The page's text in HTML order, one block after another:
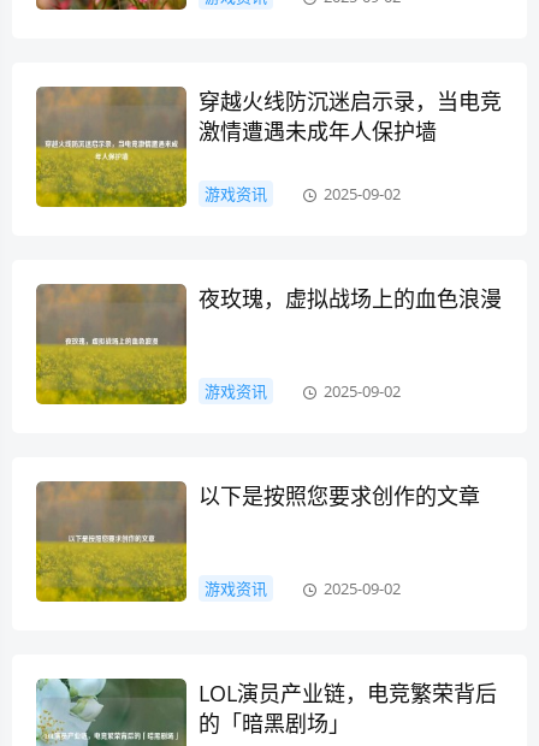
穿越火线防沉迷启示录，当电竞
激情遭遇未成年人保护墙
游戏资讯 2025-09-02
夜玫瑰，虚拟战场上的血色浪漫
游戏资讯 2025-09-02
以下是按照您要求创作的文章
游戏资讯 2025-09-02
LOL演员产业链，电竞繁荣背后
的「暗黑剧场」